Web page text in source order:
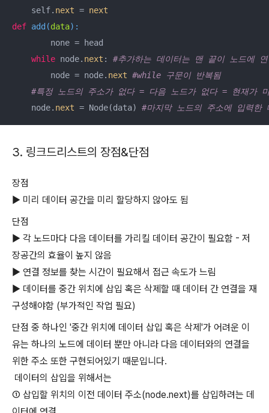
    self.
next = next
def add (data):
while node. next : #추가하는 데이터는 맨 끝이 노드에 연
    	node = node.
next #while 구문이 반복됨
#특정 노드의 주소가 없다 = 다음 노드가 없다 = 현재가
    node.
next = Node(data) #마지막 노드의 주소에 입력한
3. 링크드리스트의 장점&단점
장점
▶ 미리 데이터 공간을 미리 할당하지 않아도 됨
단점
▶ 각 노드마다 다음 데이터를 가리킬 데이터 공간이 필요함 - 저
장공간의 효율이 높지 않음
▶ 연결 정보를 찾는 시간이 필요해서 접근 속도가 느림
▶ 데이터를 중간 위치에 삽입 혹은 삭제할 때 데이터 간 연결을 재
구성해야함 (부가적인 작업 필요)
단점 중 하나인 '중간 위치에 데이터 삽입 혹은 삭제'가 어려운 이
유는 하나의 노드에 데이터 뿐만 아니라 다음 데이터와의 연결을
위한 주소 또한 구현되어있기 때문입니다.
데이터의 삽입을 위해서는
① 삽입할 위치의 이전 데이터 주소(node.next)를 삽입하려는 데